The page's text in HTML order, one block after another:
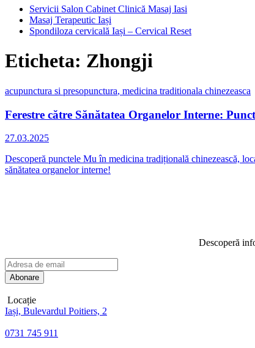
Servicii Salon Cabinet Clinică Masaj Iasi
Masaj Terapeutic Iași
Spondiloza cervicală Iași – Cervical Reset
Eticheta: Zhongji
acupunctura si presopunctura, medicina traditionala chinezeasca
Ferestre către Sănătatea Organelor Interne:
27.03.2025
Descoperă punctele Mu în medicina tradițională chinezească,
sănătatea organelor interne!
Descoperă
Locație
Iași, Bulevardul Poitiers, 2
0731 745 911